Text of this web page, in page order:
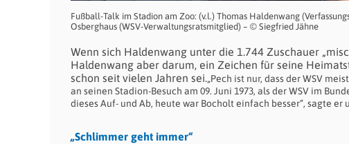
Fußball-Talk im Stadion am Zoo: (v.l.) Thomas Haldenwang
Osberghaus (WSV-Verwaltungsratsmitglied) – © Siegfried Jähne
Wenn sich Haldenwang unter die 1.744 Zuschauer
Haldenwang aber darum, ein Zeichen für seine
schon seit vielen Jahren sei.„Pech ist nur, dass der WSV
an seinen Stadion-Besuch am 09. Juni 1973, als der WSV im
dieses Auf- und Ab, heute war Bocholt einfach besser“, sagte er
„Schlimmer geht immer“